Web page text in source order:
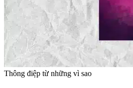
Thông điệp từ những vì sao